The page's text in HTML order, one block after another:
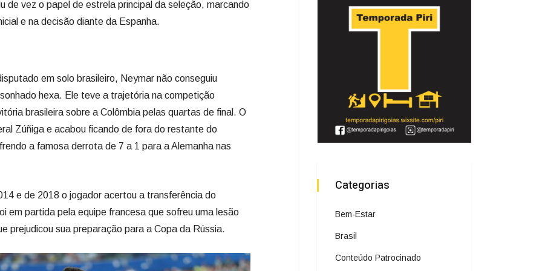
de vez o papel de estrela principal da seleção, marcando
e na decisão diante da Espanha.
em solo brasileiro, Neymar não conseguiu
hexa. Ele teve a trajetória na competição
brasileira sobre a Colômbia pelas quartas de final. O
Zúñiga e acabou ficando de fora do restante do
a famosa derrota de 7 a 1 para a Alemanha nas
e de 2018 o jogador acertou a transferência do
em partida pela equipe francesa que sofreu uma lesão
prejudicou sua preparação para a Copa da Rússia.
Categorias
Bem-Estar
Brasil
Conteúdo Patrocinado